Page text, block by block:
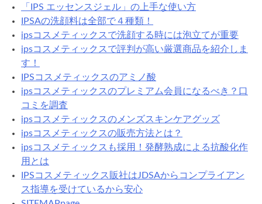
「IPS エッセンスジェル」の上手な使い方
IPSAの洗顔料は全部で４種類！
ipsコスメティックスで洗顔する時には泡立てが重要
ipsコスメティックスで評判が高い厳選商品を紹介しま
す！
IPSコスメティックスのアミノ酸
ipsコスメティックスのプレミアム会員になるべき？口
コミを調査
ipsコスメティックスのメンズスキンケアグッズ
ipsコスメティックスの販売方法とは？
ipsコスメティックスも採用！発酵熟成による抗酸化作
用とは
IPSコスメティックス販社はJDSAからコンプライアン
ス指導を受けているから安心